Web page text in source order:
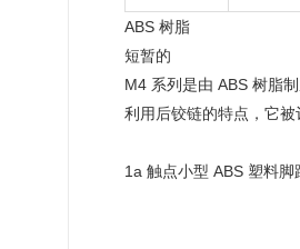
ABS 树脂
短暂的
M4 系列是由 ABS 树脂
利用后铰链的特点，它
1a 触点小型 ABS 塑料脚